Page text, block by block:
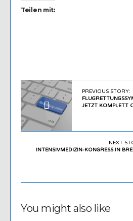
Teilen mit:
PREVIOUS STORY:
JETZT KOMPLETT
NEXT
INTENSIVMEDIZIN-KONGRESS IN
You might also like